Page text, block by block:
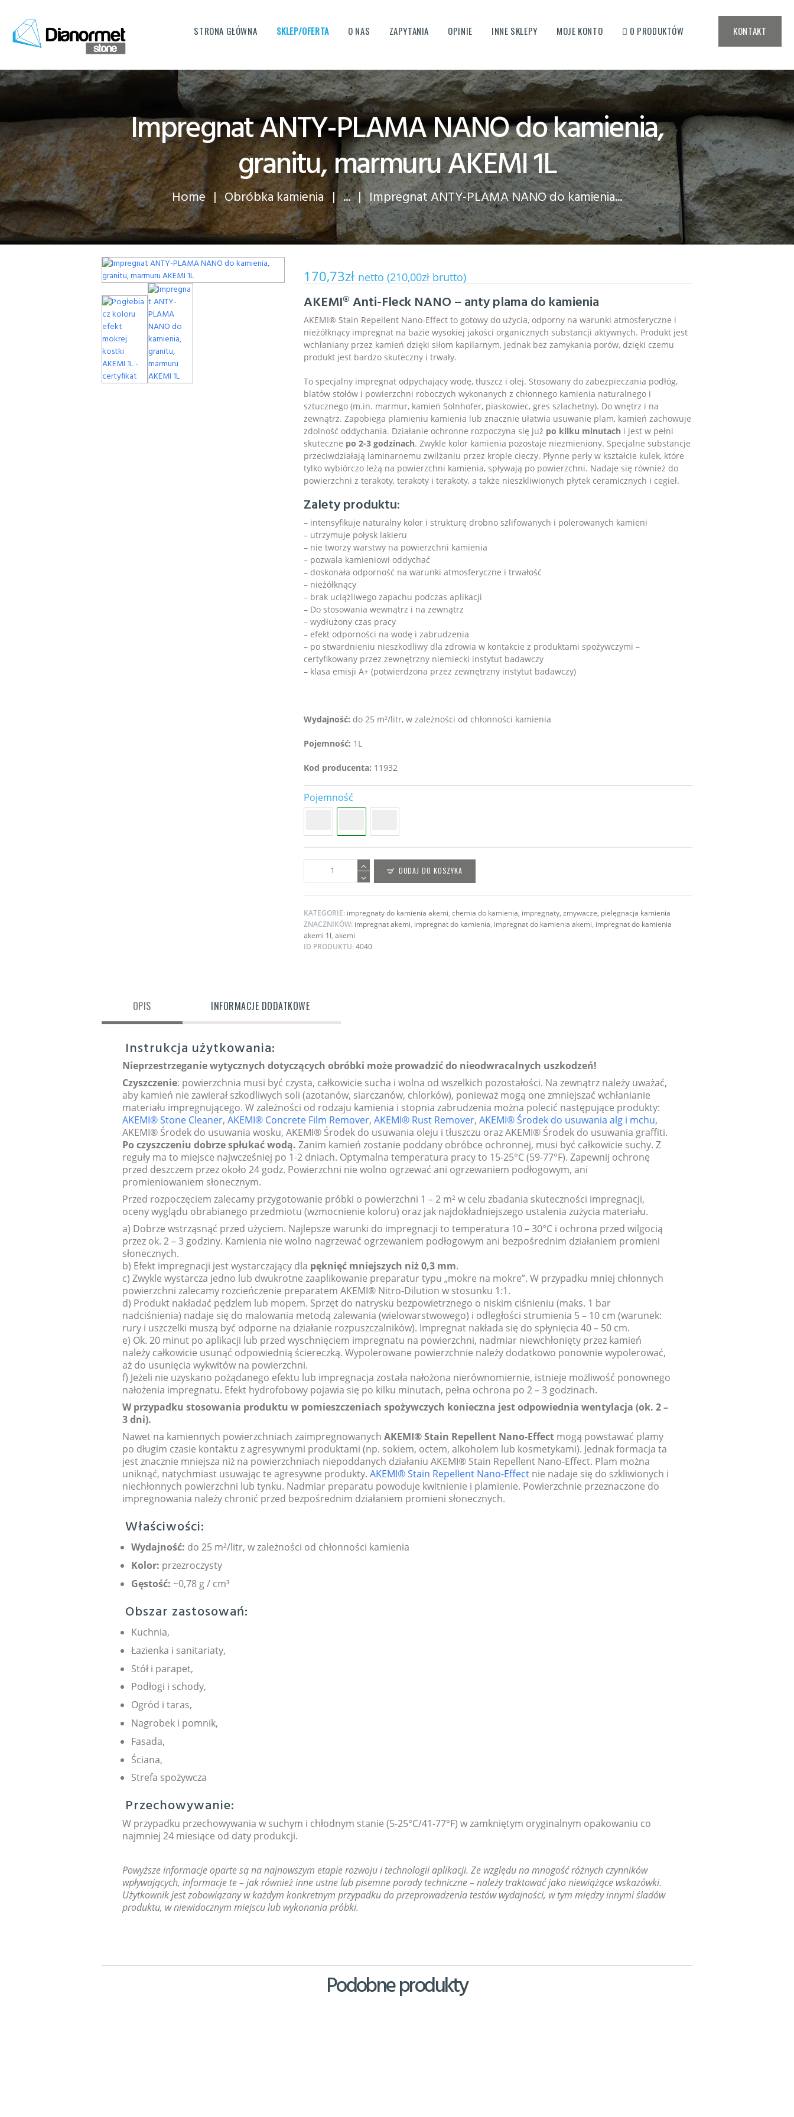
STRONA GŁÓWNA SKLEP/OFERTA O NAS ZAPYTANIA OPINIE INNE SKLEPY MOJE KONTO 0 PRODUKTÓW KONTAKT
Impregnat ANTY-PLAMA NANO do kamienia,
granitu, marmuru AKEMI 1L
Home Obróbka kamienia ... Impregnat ANTY-PLAMA NANO do kamienia...
STRONA GŁÓWNA
SKLEP
OPINIE
MASZYNY KAMIENIARSKIE,
CYRKULARKI, BOCZKARKI, CNC
TARCZE I LINY DIAMENTOWE
DO CIĘCIA KAMIENIA
ZAPYTANIA
INNE SKLEPY
KONTAKT
170,73zł netto (210,00zł brutto)
AKEMI® Anti-Fleck NANO – anty plama do kamienia
AKEMI® Stain Repellent Nano-Effect to gotowy do użycia, odporny na warunki atmosferyczne i
nieżółknący impregnat na bazie wysokiej jakości organicznych substancji aktywnych. Produkt jest
wchłaniany przez kamień dzięki siłom kapilarnym, jednak bez zamykania porów, dzięki czemu
produkt jest bardzo skuteczny i trwały.
To specjalny impregnat odpychający wodę, tłuszcz i olej. Stosowany do zabezpieczania podłóg,
blatów stołów i powierzchni roboczych wykonanych z chłonnego kamienia naturalnego i
sztucznego (m.in. marmur, kamień Solnhofer, piaskowiec, gres szlachetny). Do wnętrz i na
zewnątrz. Zapobiega plamieniu kamienia lub znacznie ułatwia usuwanie plam, kamień zachowuje
zdolność oddychania. Działanie ochronne rozpoczyna się już po kilku minutach i jest w pełni
skuteczne po 2-3 godzinach. Zwykle kolor kamienia pozostaje niezmieniony. Specjalne substancje
przeciwdziałają laminarnemu zwilżaniu przez krople cieczy. Płynne perły w kształcie kulek, które
tylko wybiórczo leżą na powierzchni kamienia, spływają po powierzchni. Nadaje się również do
powierzchni z terakoty, terakoty i terakoty, a także nieszkliwionych płytek ceramicznych i cegieł.
Zalety produktu:
– intensyfikuje naturalny kolor i strukturę drobno szlifowanych i polerowanych kamieni
– utrzymuje połysk lakieru
– nie tworzy warstwy na powierzchni kamienia
– pozwala kamieniowi oddychać
– doskonała odporność na warunki atmosferyczne i trwałość
– nieżółknący
– brak uciążliwego zapachu podczas aplikacji
– Do stosowania wewnątrz i na zewnątrz
– wydłużony czas pracy
– efekt odporności na wodę i zabrudzenia
– po stwardnieniu nieszkodliwy dla zdrowia w kontakcie z produktami spożywczymi –
certyfikowany przez zewnętrzny niemiecki instytut badawczy
– klasa emisji A+ (potwierdzona przez zewnętrzny instytut badawczy)
Wydajność: do 25 m²/litr, w zależności od chłonności kamienia
Pojemność: 1L
Kod producenta: 11932
Pojemność
NANO
do
kamienia,
granitu,
DODAJ DO KOSZYKA
KATEGORIE: impregnaty do kamienia akemi,chemia do kamienia, impregnaty, zmywacze, pielęgnacja kamienia
ZNACZNIKÓW: impregnat akemi, impregnat do kamienia, impregnat do kamienia akemi, impregnat do kamienia
akemi 1l,akemi
ID PRODUKTU:4040
OPIS INFORMACJE DODATKOWE
Instrukcja użytkowania:
Nieprzestrzeganie wytycznych dotyczących obróbki może prowadzić do nieodwracalnych uszkodzeń!
Czyszczenie: powierzchnia musi być czysta, całkowicie sucha i wolna od wszelkich pozostałości. Na zewnątrz należy uważać,
aby kamień nie zawierał szkodliwych soli (azotanów, siarczanów, chlorków), ponieważ mogą one zmniejszać wchłanianie
materiału impregnującego. W zależności od rodzaju kamienia i stopnia zabrudzenia można polecić następujące produkty:
AKEMI® Stone Cleaner,AKEMI® Concrete Film Remover,AKEMI® Rust Remover,AKEMI® Środek do usuwania alg i mchu,
AKEMI® Środek do usuwania wosku, AKEMI® Środek do usuwania oleju i tłuszczu oraz AKEMI® Środek do usuwania graffiti.
Po czyszczeniu dobrze spłukać wodą. Zanim kamień zostanie poddany obróbce ochronnej, musi być całkowicie suchy. Z
reguły ma to miejsce najwcześniej po 1-2 dniach. Optymalna temperatura pracy to 15-25°C (59-77°F). Zapewnij ochronę
przed deszczem przez około 24 godz. Powierzchni nie wolno ogrzewać ani ogrzewaniem podłogowym, ani
promieniowaniem słonecznym.
Przed rozpoczęciem zalecamy przygotowanie próbki o powierzchni 1 – 2 m² w celu zbadania skuteczności impregnacji,
oceny wyglądu obrabianego przedmiotu (wzmocnienie koloru) oraz jak najdokładniejszego ustalenia zużycia materiału.
a) Dobrze wstrząsnąć przed użyciem. Najlepsze warunki do impregnacji to temperatura 10 – 30°C i ochrona przed wilgocią
przez ok. 2 – 3 godziny. Kamienia nie wolno nagrzewać ogrzewaniem podłogowym ani bezpośrednim działaniem promieni
słonecznych.
b) Efekt impregnacji jest wystarczający dla pęknięć mniejszych niż 0,3 mm.
c) Zwykle wystarcza jedno lub dwukrotne zaaplikowanie preparatur typu „mokre na mokre”. W przypadku mniej chłonnych
powierzchni zalecamy rozcieńczenie preparatem AKEMI® Nitro-Dilution w stosunku 1:1.
d) Produkt nakładać pędzlem lub mopem. Sprzęt do natrysku bezpowietrznego o niskim ciśnieniu (maks. 1 bar
nadciśnienia) nadaje się do malowania metodą zalewania (wielowarstwowego) i odległości strumienia 5 – 10 cm (warunek:
rury i uszczelki muszą być odporne na działanie rozpuszczalników). Impregnat nakłada się do spłynięcia 40 – 50 cm.
e) Ok. 20 minut po aplikacji lub przed wyschnięciem impregnatu na powierzchni, nadmiar niewchłonięty przez kamień
należy całkowicie usunąć odpowiednią ściereczką. Wypolerowane powierzchnie należy dodatkowo ponownie wypolerować,
aż do usunięcia wykwitów na powierzchni.
f) Jeżeli nie uzyskano pożądanego efektu lub impregnacja została nałożona nierównomiernie, istnieje możliwość ponownego
nałożenia impregnatu. Efekt hydrofobowy pojawia się po kilku minutach, pełna ochrona po 2 – 3 godzinach.
W przypadku stosowania produktu w pomieszczeniach spożywczych konieczna jest odpowiednia wentylacja (ok. 2 –
3 dni).
Nawet na kamiennych powierzchniach zaimpregnowanych AKEMI® Stain Repellent Nano-Effect mogą powstawać plamy
po długim czasie kontaktu z agresywnymi produktami (np. sokiem, octem, alkoholem lub kosmetykami). Jednak formacja ta
jest znacznie mniejsza niż na powierzchniach niepoddanych działaniu AKEMI® Stain Repellent Nano-Effect. Plam można
uniknąć, natychmiast usuwając te agresywne produkty.AKEMI® Stain Repellent Nano-Effect nie nadaje się do szkliwionych i
niechłonnych powierzchni lub tynku. Nadmiar preparatu powoduje kwitnienie i plamienie. Powierzchnie przeznaczone do
impregnowania należy chronić przed bezpośrednim działaniem promieni słonecznych.
Właściwości:
Wydajność: do 25 m²/litr, w zależności od chłonności kamienia
Kolor: przezroczysty
Gęstość: ~0,78 g / cm³
Obszar zastosowań:
Kuchnia,
Łazienka i sanitariaty,
Stół i parapet,
Podłogi i schody,
Ogród i taras,
Nagrobek i pomnik,
Fasada,
Ściana,
Strefa spożywcza
Przechowywanie:
W przypadku przechowywania w suchym i chłodnym stanie (5-25°C/41-77°F) w zamkniętym oryginalnym opakowaniu co
najmniej 24 miesiące od daty produkcji.
Powyższe informacje oparte są na najnowszym etapie rozwoju i technologii aplikacji. Ze względu na mnogość różnych czynników
wpływających, informacje te – jak również inne ustne lub pisemne porady techniczne – należy traktować jako niewiążące wskazówki.
Użytkownik jest zobowiązany w każdym konkretnym przypadku do przeprowadzenia testów wydajności, w tym między innymi śladów
produktu, w niewidocznym miejscu lub wykonania próbki.
Podobne produkty